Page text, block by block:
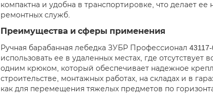
компактна и удобна в транспортировке, что делает
ремонтных служб.
Преимущества и сферы применения
Ручная барабанная лебедка ЗУБР Профессионал
использовать ее в удаленных местах, где
одним крюком, который обеспечивает надежное
строительстве, монтажных работах, на складах и в
как для перемещения тяжелых предметов по